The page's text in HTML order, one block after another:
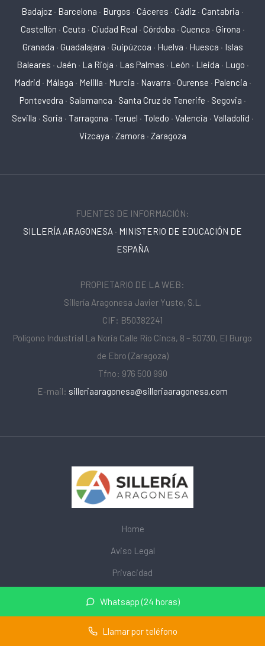
Whatsapp (24 horas)
Llamar por teléfono
Badajoz · Barcelona · Burgos · Cáceres · Cádiz · Cantabria ·
Castellón · Ceuta · Ciudad Real · Córdoba · Cuenca · Girona ·
Granada · Guadalajara · Guipúzcoa · Huelva · Huesca · Islas
Baleares · Jaén · La Rioja · Las Palmas · León · Lleida · Lugo ·
Madrid · Málaga · Melilla · Murcia · Navarra · Ourense · Palencia ·
Pontevedra · Salamanca · Santa Cruz de Tenerife · Segovia ·
Sevilla · Soria · Tarragona · Teruel · Toledo · Valencia · Valladolid ·
Vizcaya · Zamora · Zaragoza
FUENTES DE INFORMACIÓN:
SILLERÍA ARAGONESA · MINISTERIO DE EDUCACIÓN DE
ESPAÑA
PROPIETARIO DE LA WEB:
Sillería Aragonesa Javier Yuste, S.L.
CIF: B50382241
Polígono Industrial La Noria Calle Río Cinca, 8 – 50730, El Burgo
de Ebro (Zaragoza)
Tfno: 976 500 990
E-mail: silleriaaragonesa@silleriaaragonesa.com
Home
Aviso Legal
Privacidad
de mi ·
Mapa del sitio